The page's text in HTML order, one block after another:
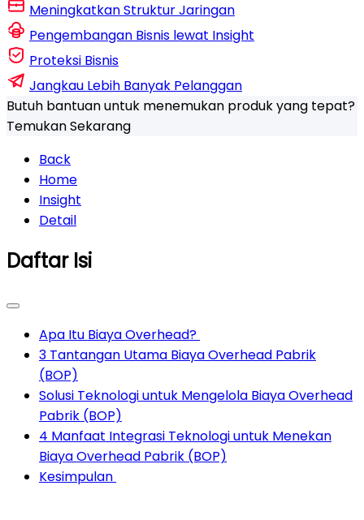
Meningkatkan Struktur Jaringan
Pengembangan Bisnis lewat Insight
Proteksi Bisnis
Jangkau Lebih Banyak Pelanggan
Butuh bantuan untuk menemukan produk yang tepat?
Temukan Sekarang
Back
Home
Insight
Detail
Daftar Isi
Apa Itu Biaya Overhead?
3 Tantangan Utama Biaya Overhead Pabrik
(BOP)
Solusi Teknologi untuk Mengelola Biaya Overhead
Pabrik (BOP)
4 Manfaat Integrasi Teknologi untuk Menekan
Biaya Overhead Pabrik (BOP)
Kesimpulan